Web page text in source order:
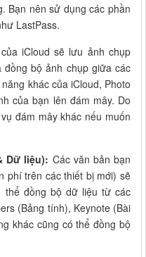
Bạn nên sử dụng các phần
LastPass.
iCloud sẽ lưu ảnh chụp
bộ ảnh chụp giữa các
khác của iCloud, Photo
của bạn lên đám mây. Do
đám mây khác nếu muốn
Dữ liệu): Các văn bản bạn
phí trên các thiết bị mới) sẽ
thể đồng bộ dữ liệu từ các
(Bảng tính), Keynote (Bài
khác cũng có thể đồng bộ